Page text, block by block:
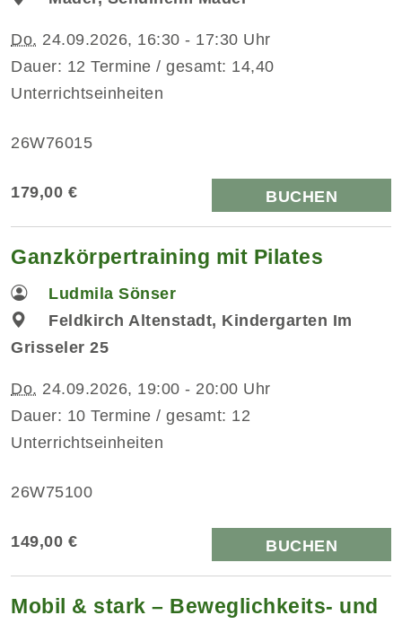
Do. 24.09.2026, 16:30 - 17:30 Uhr
Dauer: 12 Termine / gesamt: 14,40
Unterrichtseinheiten
26W76015
179,00 € BUCHEN
Ganzkörpertraining mit Pilates
Ludmila Sönser
Feldkirch Altenstadt, Kindergarten Im
Grisseler 25
Do. 24.09.2026, 19:00 - 20:00 Uhr
Dauer: 10 Termine / gesamt: 12
Unterrichtseinheiten
26W75100
149,00 € BUCHEN
Mobil & stark – Beweglichkeits- und